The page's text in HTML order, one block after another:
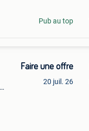
Pub au top
Faire une offre
20 juil. 26